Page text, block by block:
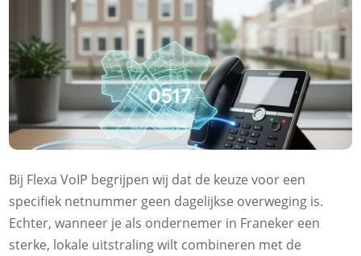
Bij Flexa VoIP begrijpen wij dat de keuze voor een
specifiek netnummer geen dagelijkse overweging is.
Echter, wanneer je als ondernemer in Franeker een
sterke, lokale uitstraling wilt combineren met de